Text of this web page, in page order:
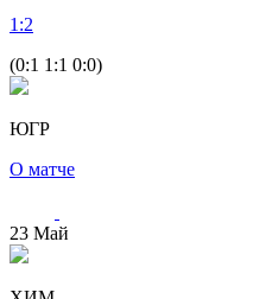
1 :2
(0:1 1:1 0:0)
ЮГР
О матче
23 Май